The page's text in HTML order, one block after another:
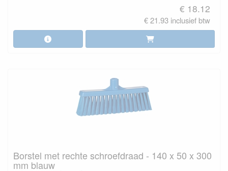
€ 18.12
€ 21.93 inclusief btw
Borstel met rechte schroefdraad - 140 x 50 x 300
mm blauw